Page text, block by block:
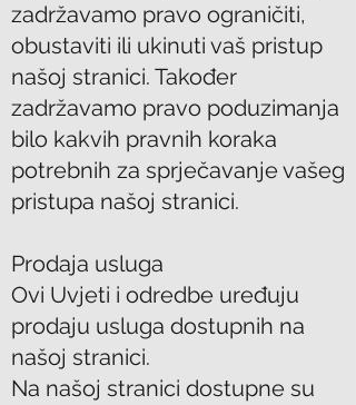
zadržavamo pravo ograničiti,
obustaviti ili ukinuti vaš pristup
našoj stranici. Također
zadržavamo pravo poduzimanja
bilo kakvih pravnih koraka
potrebnih za sprječavanje vašeg
pristupa našoj stranici.
Prodaja usluga
Ovi Uvjeti i odredbe uređuju
prodaju usluga dostupnih na
našoj stranici.
Na našoj stranici dostupne su